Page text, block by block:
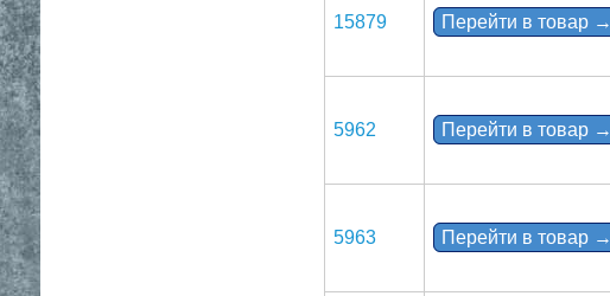
15879 Перейти в товар →
5962 Перейти в товар →
5963 Перейти в товар →